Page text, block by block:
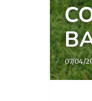
07/04/